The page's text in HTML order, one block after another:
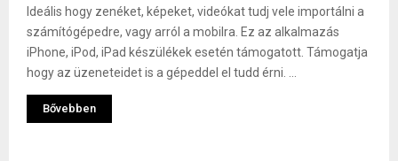
Ideális hogy zenéket, képeket, videókat tudj vele importálni a
számítógépedre, vagy arról a mobilra. Ez az alkalmazás
iPhone, iPod, iPad készülékek esetén támogatott. Támogatja
hogy az üzeneteidet is a gépeddel el tudd érni. ...
Bővebben